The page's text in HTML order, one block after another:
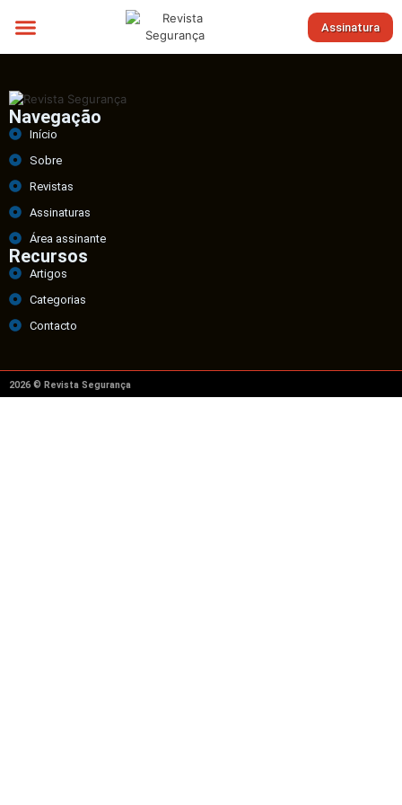
Assinatura
Navegação
Início
Sobre
Revistas
Assinaturas
Área assinante
Recursos
Artigos
Categorias
Contacto
2026 © Revista Segurança